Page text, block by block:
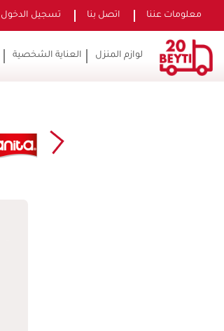
معلومات عننا اتصل بنا تسجيل الدخول
لوازم المنزل العناية الشخصية